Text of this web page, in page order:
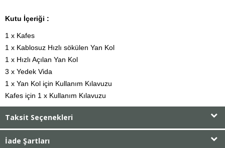
Kutu İçeriği :
1 x Kafes
1 x Kablosuz Hızlı sökülen Yan Kol
1 x Hızlı Açılan Yan Kol
3 x Yedek Vida
1 x Yan Kol için Kullanım Kılavuzu
Kafes için 1 x Kullanım Kılavuzu
Taksit Seçenekleri
İade Şartları